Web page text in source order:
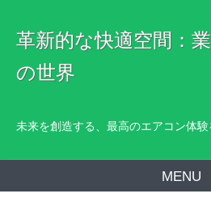
革新的な快適空間：
の世界
未来を創造する、最高のエアコン体験
MENU